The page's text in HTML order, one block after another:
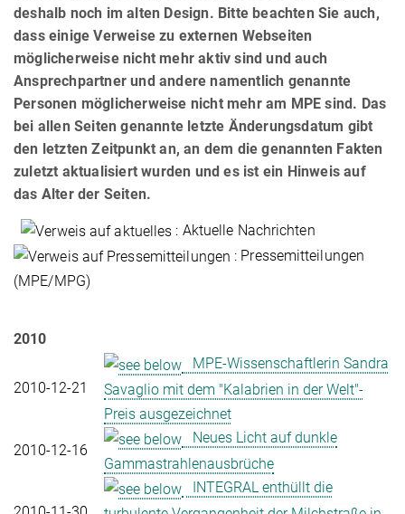
deshalb noch im alten Design. Bitte beachten Sie auch,
dass einige Verweise zu externen Webseiten
möglicherweise nicht mehr aktiv sind und auch
Ansprechpartner und andere namentlich genannte
Personen möglicherweise nicht mehr am MPE sind. Das
bei allen Seiten genannte letzte Änderungsdatum gibt
den letzten Zeitpunkt an, an dem die genannten Fakten
zuletzt aktualisiert wurden und es ist ein Hinweis auf
das Alter der Seiten.
: Aktuelle Nachrichten
: Pressemitteilungen
(MPE/MPG)
2010
2010-12-21
MPE-Wissenschaftlerin Sandra
Savaglio mit dem "Kalabrien in der Welt"-
Preis ausgezeichnet
2010-12-16
Neues Licht auf dunkle
Gammastrahlenausbrüche
INTEGRAL enthüllt die